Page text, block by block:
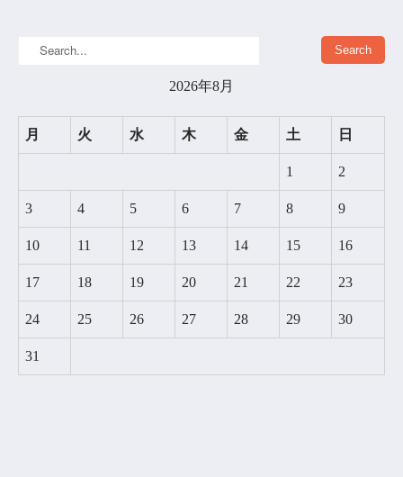
2026年8月
月 火 水 木 金 土 日
1 2
3 4 5 6 7 8 9
10 11 12 13 14 15 16
17 18 19 20 21 22 23
24 25 26 27 28 29 30
31